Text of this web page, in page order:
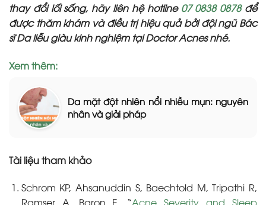
thay đổi lối sống, hãy liên hệ hotline 07 0838 0878để
được thăm khám và điều trị hiệu quả bởi đội ngũ Bác
sĩ Da liễu giàu kinh nghiệm tại Doctor Acnes nhé.
Xem thêm:
Da mặt đột nhiên nổi nhiều mụn: nguyên
nhân và giải pháp
Tài liệu tham khảo
Schrom KP, Ahsanuddin S, Baechtold M, Tripathi R,
Ramser A, Baron E. “Acne Severity and Sleep